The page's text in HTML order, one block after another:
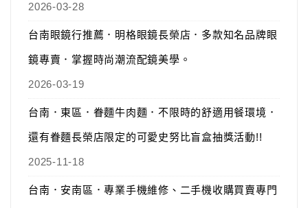
2026-03-28
台南眼鏡行推薦．明格眼鏡長榮店．多款知名品牌眼
鏡專賣．掌握時尚潮流配鏡美學。
2026-03-19
台南．東區．眷麵牛肉麵．不限時的舒適用餐環境．
還有眷麵長榮店限定的可愛史努比盲盒抽獎活動!!
2025-11-18
台南．安南區．專業手機維修、二手機收購買賣專門